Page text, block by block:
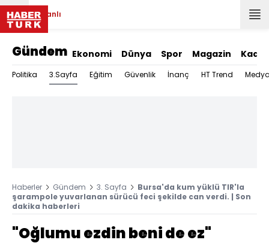
Canlı
Gündem Ekonomi Dünya Spor Magazin Kadın
Politika 3.Sayfa Eğitim Güvenlik İnanç HT Trend
Haberler Gündem 3. Sayfa
Bursa'da kum yüklü TIR'la
şarampole yuvarlanan sürücü feci şekilde can verdi. | Son
dakika haberleri
"Oğlumu ezdin beni de ez"